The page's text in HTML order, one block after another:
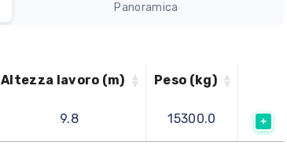
Panoramica
Altezza lavoro (m) Peso (kg)
9.8 15300.0